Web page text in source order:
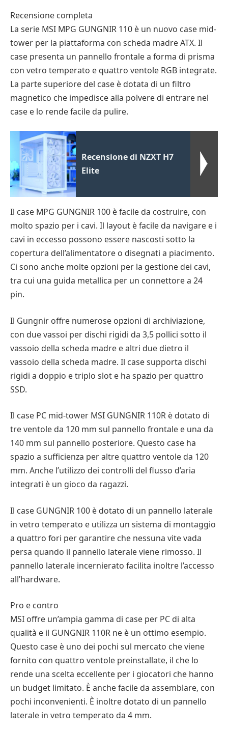
Recensione completa
La serie MSI MPG GUNGNIR 110 è un nuovo case mid-
tower per la piattaforma con scheda madre ATX. Il
case presenta un pannello frontale a forma di prisma
con vetro temperato e quattro ventole RGB integrate.
La parte superiore del case è dotata di un filtro
magnetico che impedisce alla polvere di entrare nel
case e lo rende facile da pulire.
Recensione di NZXT H7
Elite
Il case MPG GUNGNIR 100 è facile da costruire, con
molto spazio per i cavi. Il layout è facile da navigare e i
cavi in eccesso possono essere nascosti sotto la
copertura dell’alimentatore o disegnati a piacimento.
Ci sono anche molte opzioni per la gestione dei cavi,
tra cui una guida metallica per un connettore a 24
pin.
Il Gungnir offre numerose opzioni di archiviazione,
con due vassoi per dischi rigidi da 3,5 pollici sotto il
vassoio della scheda madre e altri due dietro il
vassoio della scheda madre. Il case supporta dischi
rigidi a doppio e triplo slot e ha spazio per quattro
SSD.
Il case PC mid-tower MSI GUNGNIR 110R è dotato di
tre ventole da 120 mm sul pannello frontale e una da
140 mm sul pannello posteriore. Questo case ha
spazio a sufficienza per altre quattro ventole da 120
mm. Anche l’utilizzo dei controlli del flusso d’aria
integrati è un gioco da ragazzi.
Il case GUNGNIR 100 è dotato di un pannello laterale
in vetro temperato e utilizza un sistema di montaggio
a quattro fori per garantire che nessuna vite vada
persa quando il pannello laterale viene rimosso. Il
pannello laterale incernierato facilita inoltre l’accesso
all’hardware.
Pro e contro
MSI offre un’ampia gamma di case per PC di alta
qualità e il GUNGNIR 110R ne è un ottimo esempio.
Questo case è uno dei pochi sul mercato che viene
fornito con quattro ventole preinstallate, il che lo
rende una scelta eccellente per i giocatori che hanno
un budget limitato. È anche facile da assemblare, con
pochi inconvenienti. È inoltre dotato di un pannello
laterale in vetro temperato da 4 mm.